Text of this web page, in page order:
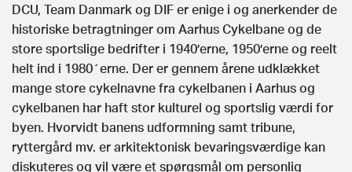
DCU, Team Danmark og DIF er enige i og anerkender de
historiske betragtninger om Aarhus Cykelbane og de
store sportslige bedrifter i 1940’erne, 1950’erne og reelt
helt ind i 1980´erne. Der er gennem årene udklækket
mange store cykelnavne fra cykelbanen i Aarhus og
cykelbanen har haft stor kulturel og sportslig værdi for
byen. Hvorvidt banens udformning samt tribune,
ryttergård mv. er arkitektonisk bevaringsværdige kan
diskuteres og vil være et spørgsmål om personlig